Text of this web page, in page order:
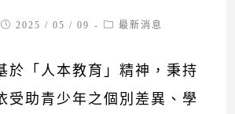
Post2025 / 05 / 09
Post最新消息
於「人本教育」精神，秉持
受助青少年之個別差異、學